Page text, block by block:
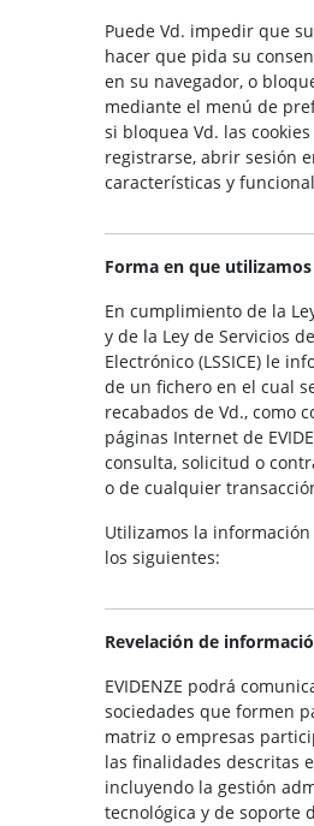
Puede Vd. impedir que
hacer que pida su
en su navegador, o
mediante el menú de
si bloquea Vd. las
registrarse, abrir sesión
características y
Forma en que
En cumplimiento de la
y de la Ley de Servicios
Electrónico (LSSICE) le
de un fichero en el cual
recabados de Vd., como
páginas Internet de
consulta, solicitud o
o de cualquier
Utilizamos la
los siguientes:
Revelación de
EVIDENZE podrá
sociedades que formen
matriz o empresas
las finalidades descritas
incluyendo la gestión
tecnológica y de soporte